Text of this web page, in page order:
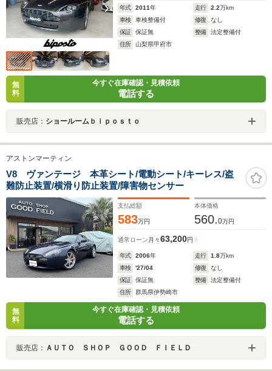
年式 2011年 走行 2.2万km
車検
車検整備付 修復
なし
保証
保証無 整備
法定整備付
住所
山梨県甲府市
無
料
今すぐ在庫確認・見積依頼
電話する
販売店： ショールームｂｉｐｏｓｔｏ
アストンマーティン
V8 ヴァンテージ 本革シート/電動シート/キーレス/盗
難防止装置/横滑り防止装置/障害物センサー
支払総額
583万円
本体価格
560.0万円
通常ローン 月々63,200円
年式 2006年 走行 1.8万km
車検
'27/04 修復
なし
保証
保証無 整備
法定整備付
住所
群馬県伊勢崎市
無
料
今すぐ在庫確認・見積依頼
電話する
販売店： ＡＵＴＯ ＳＨＯＰ ＧＯＯＤ ＦＩＥＬＤ